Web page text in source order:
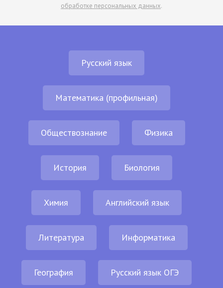
обработке персональных данных.
Русский язык
Математика (профильная)
Обществознание Физика
История Биология
Химия Английский язык
Литература Информатика
География Русский язык ОГЭ